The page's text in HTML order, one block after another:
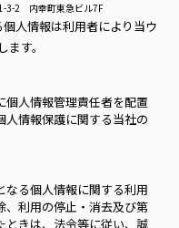
内幸町東急ビル7F
人情報は利用者により当ウ
す。
個人情報管理責任者を配置
人情報保護に関する当社の
る個人情報に関する利用
、利用の停止・消去及び第
ときは、法令等に従い、誠